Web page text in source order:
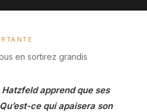
en sortirez grandis
apprend que ses
ce qui apaisera son